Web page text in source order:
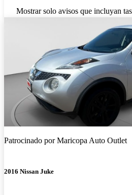
Mostrar solo avisos que incluyan
Patrocinado porMaricopa Auto Outlet
2016 Nissan Juke